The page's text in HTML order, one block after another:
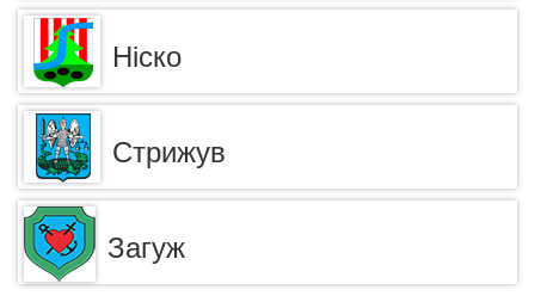
Ніско
Стрижув
Загуж